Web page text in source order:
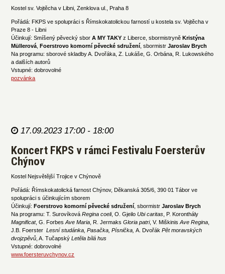
Kostel sv. Vojtěcha v Libni, Zenklova ul., Praha 8
Pořádá: FKPS ve spolupráci s Římskokatolickou farností u kostela sv. Vojtěcha v
Praze 8 - Libni
Účinkují: Smíšený pěvecký sborA MY TAKYz Liberce, sbormistryně Kristýna
Müllerová ,Foerstrovo komorní pěvecké sdružení , sbormistrJaroslav Brych
Na programu: sborové skladby A. Dvořáka, Z. Lukáše, G. Orbána, R. Lukowského
a dalších autorů
Vstupné: dobrovolné
pozvánka
17.09.2023 17:00 - 18:00
Koncert FKPS v rámci Festivalu Foersterův
Chýnov
Kostel Nejsvětější Trojice v Chýnově
Pořádá: Římskokatolická farnost Chýnov, Děkanská 305/6, 390 01 Tábor ve
spolupráci s účinkujícím sborem
Účinkují:Foerstrovo komorní pěvecké sdružení , sbormistrJaroslav Brych
Na programu: T. Surovíková Regina coeli, O. GjeiloUbi caritas , P. Koronthály
Magnificat, G. ForbesAve Maria , R. JermaksGloria patri, V. MiškinisAve Regina
J.B. FoersterLesní studánka, Pasačka, Písnička,A. DvořákPět moravských
dvojzpěvů , A. TučapskýLetěla bílá hus
Vstupné: dobrovolné
www.foersteruvchynov.cz